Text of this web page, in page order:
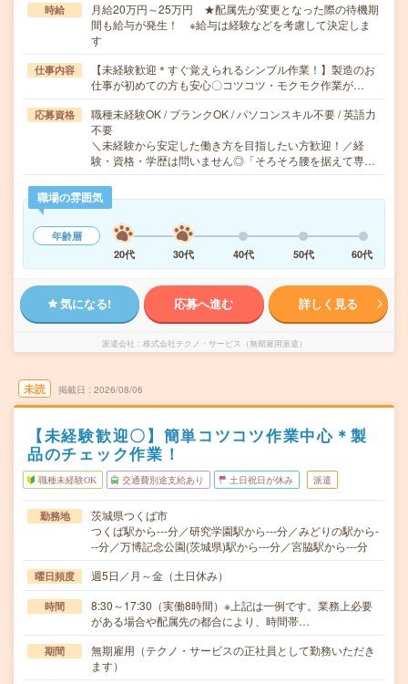
時給
月給20万円～25万円 ★配属先が変更となった際の待機期
間も給与が発生！ ※給与は経験などを考慮して決定しま
す
仕事内容
【未経験歓迎＊すぐ覚えられるシンプル作業！】製造のお
仕事が初めての方も安心〇コツコツ・モクモク作業が…
応募資格
職種未経験OK / ブランクOK / パソコンスキル不要 / 英語力
不要
＼未経験から安定した働き方を目指したい方歓迎！／経
験・資格・学歴は問いません◎「そろそろ腰を据えて専…
職場の雰囲気
年齢層
20代
30代 40代 50代 60代
気になる! 応募へ進む 詳しく見る
派遣会社 株式会社テクノ・サービス（無期雇用派遣）
未読 掲載日 2026/08/06
【未経験歓迎〇】簡単コツコツ作業中心＊製
品のチェック作業！
職種未経験OK 交通費別途支給あり 土日祝日が休み 派遣
勤務地
茨城県つくば市
つくば駅から---分／研究学園駅から---分／みどりの駅から-
--分／万博記念公園(茨城県)駅から---分／宮脇駅から---分
曜日頻度 週5日／月～金（土日休み）
時間
8:30～17:30（実働8時間）※上記は一例です。業務上必要
がある場合や配属先の都合により、時間帯…
期間
無期雇用（テクノ・サービスの正社員として勤務いただき
ます）